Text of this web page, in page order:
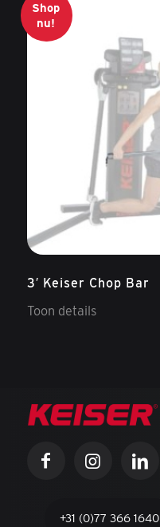
Shop
nu!
3′ Keiser Chop Bar
Toon details
+31 (0)77 366 1640